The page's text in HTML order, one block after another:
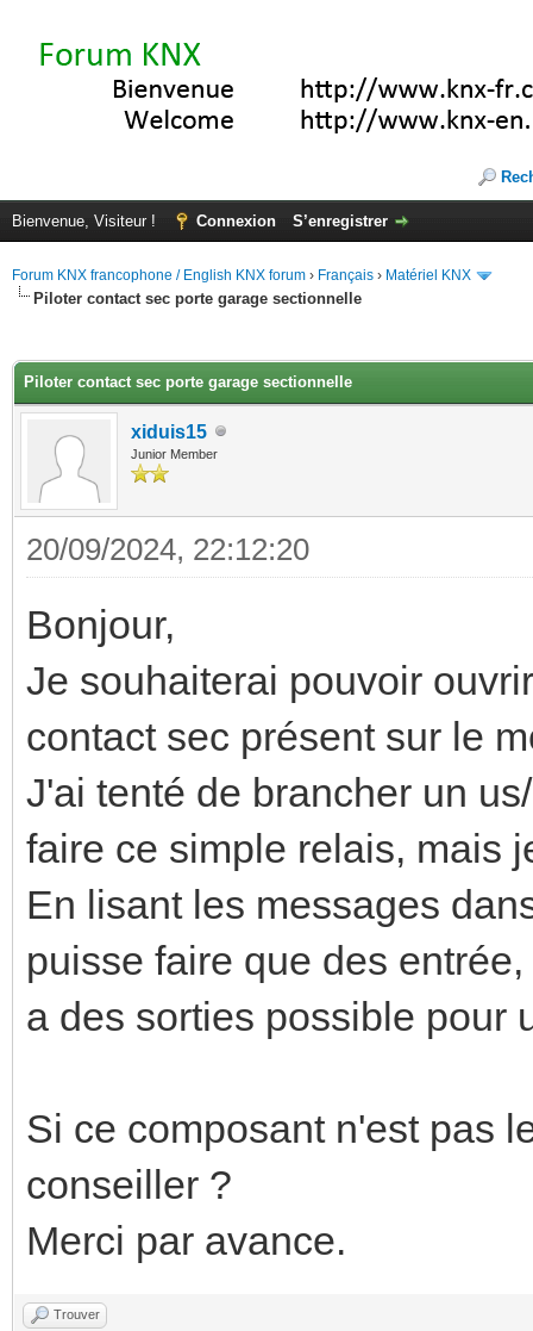
Bienvenue, Visiteur ! Connexion S’enregistrer
Forum KNX francophone / English KNX forum › Français › Matériel KNX
Piloter contact sec porte garage sectionnelle
Piloter contact sec porte garage sectionnelle
xiduis15
Junior Member
20/09/2024, 22:12:20
Bonjour,
Je souhaiterai pouvoir
contact sec présent sur le
J'ai tenté de brancher un
faire ce simple relais, mais
En lisant les messages
puisse faire que des
a des sorties possible pour
Si ce composant n'est pas
conseiller ?
Merci par avance.
Trouver